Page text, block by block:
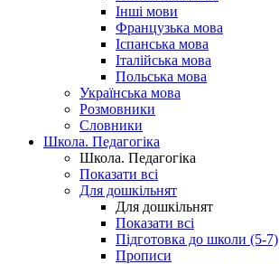
Інші мови
Французька мова
Іспанська мова
Італійська мова
Польська мова
Українська мова
Розмовники
Словники
Школа. Педагогіка
Школа. Педагогіка
Показати всі
Для дошкільнят
Для дошкільнят
Показати всі
Підготовка до школи (5-7)
Прописи